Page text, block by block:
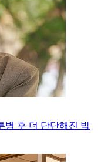
병 후 더 단단해진 박